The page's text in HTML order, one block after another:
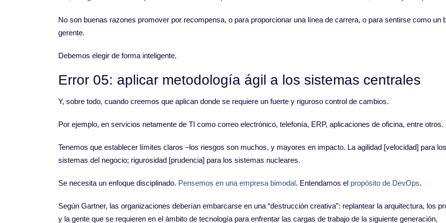
No son buenas razones promover por recompensa, o para proporcionar una línea de carrera, o para sentirse como un
gerente.
Debemos elegir de forma inteligente.
Error 05: aplicar metodología ágil a los sistemas centrales
Y, sobre todo, cuando creemos que aplican donde se requiere un fuerte y riguroso control de cambios.
Por ejemplo, en servicios netamente de TI como correo electrónico, telefonía, ERP, aplicaciones de oficina, entre otros.
Tenemos que establecer límites claros –los riesgos son muchos, y mayores en impacto. La agilidad [velocidad] para los
sistemas del negocio; rigurosidad [prudencia] para los sistemas nucleares.
Se necesita un enfoque disciplinado. Pensemos en una empresa bimodal. Entendamos el propósito de DevOps.
Según Gartner, las organizaciones deberían embarcarse en una “destrucción creativa”: replantear la arquitectura, los
y la gente que se requieren en el ámbito de tecnología para enfrentar las cargas de trabajo de la siguiente generación,